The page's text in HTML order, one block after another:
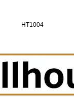
HT1004